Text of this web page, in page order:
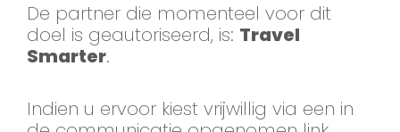
De partner die momenteel voor dit
doel is geautoriseerd, is: Travel
Smarter.
Indien u ervoor kiest vrijwillig via een in